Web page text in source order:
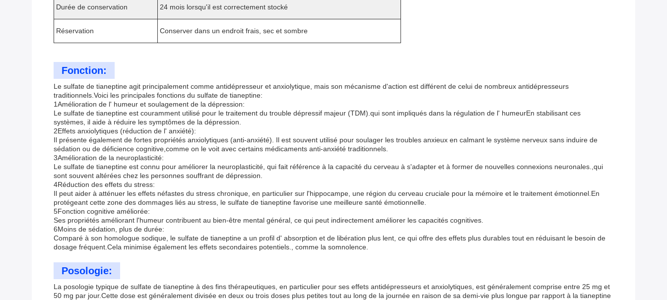
Durée de conservation 24 mois lorsqu'il est correctement stocké
Réservation Conserver dans un endroit frais, sec et sombre
Fonction:
Le sulfate de tianeptine agit principalement comme antidépresseur et anxiolytique, mais son mécanisme d'action est différent de celui de nombreux antidépresseurs
traditionnels.Voici les principales fonctions du sulfate de tianeptine:
1Amélioration de l' humeur et soulagement de la dépression:
Le sulfate de tianeptine est couramment utilisé pour le traitement du trouble dépressif majeur (TDM).qui sont impliqués dans la régulation de l' humeurEn stabilisant ces
systèmes, il aide à réduire les symptômes de la dépression.
2Effets anxiolytiques (réduction de l' anxiété):
Il présente également de fortes propriétés anxiolytiques (anti-anxiété). Il est souvent utilisé pour soulager les troubles anxieux en calmant le système nerveux sans induire de
sédation ou de déficience cognitive,comme on le voit avec certains médicaments anti-anxiété traditionnels.
3Amélioration de la neuroplasticité:
Le sulfate de tianeptine est connu pour améliorer la neuroplasticité, qui fait référence à la capacité du cerveau à s'adapter et à former de nouvelles connexions neuronales.,qui
sont souvent altérées chez les personnes souffrant de dépression.
4Réduction des effets du stress:
Il peut aider à atténuer les effets néfastes du stress chronique, en particulier sur l'hippocampe, une région du cerveau cruciale pour la mémoire et le traitement émotionnel.En
protégeant cette zone des dommages liés au stress, le sulfate de tianeptine favorise une meilleure santé émotionnelle.
5Fonction cognitive améliorée:
Ses propriétés améliorant l'humeur contribuent au bien-être mental général, ce qui peut indirectement améliorer les capacités cognitives.
6Moins de sédation, plus de durée:
Comparé à son homologue sodique, le sulfate de tianeptine a un profil d' absorption et de libération plus lent, ce qui offre des effets plus durables tout en réduisant le besoin de
dosage fréquent.Cela minimise également les effets secondaires potentiels., comme la somnolence.
Posologie:
La posologie typique de sulfate de tianeptine à des fins thérapeutiques, en particulier pour ses effets antidépresseurs et anxiolytiques, est généralement comprise entre 25 mg et
50 mg par jour.Cette dose est généralement divisée en deux ou trois doses plus petites tout au long de la journée en raison de sa demi-vie plus longue par rapport à la tianeptine